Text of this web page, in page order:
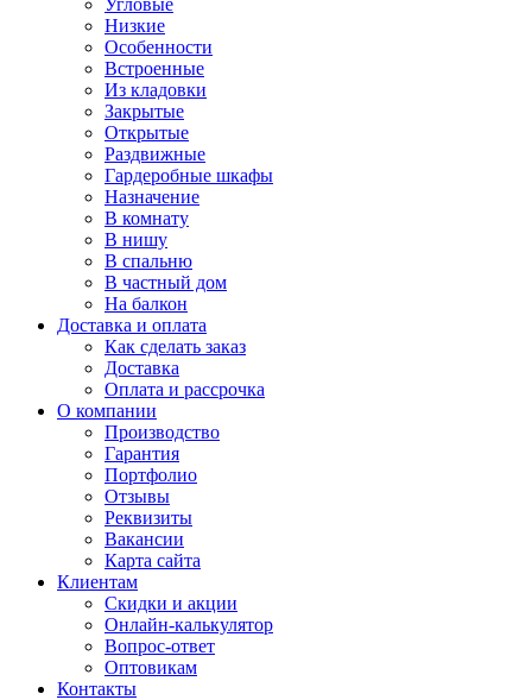
Угловые
Низкие
Особенности
Встроенные
Из кладовки
Закрытые
Открытые
Раздвижные
Гардеробные шкафы
Назначение
В комнату
В нишу
В спальню
В частный дом
На балкон
Доставка и оплата
Как сделать заказ
Доставка
Оплата и рассрочка
О компании
Производство
Гарантия
Портфолио
Отзывы
Реквизиты
Вакансии
Карта сайта
Клиентам
Скидки и акции
Онлайн-калькулятор
Вопрос-ответ
Оптовикам
Контакты